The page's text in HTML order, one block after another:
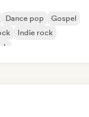
Dance pop
Gospel
Indie rock